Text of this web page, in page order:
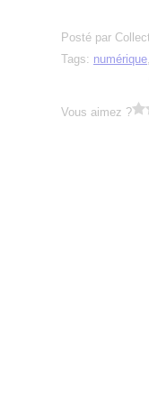
Posté par
Tags: numérique
Vous aimez ?